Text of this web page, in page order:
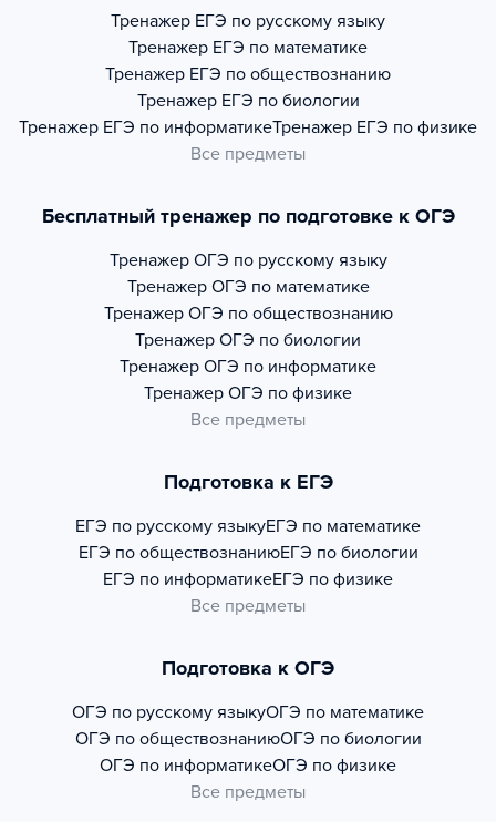
Тренажер ЕГЭ по русскому языку
Тренажер ЕГЭ по математике
Тренажер ЕГЭ по обществознанию
Тренажер ЕГЭ по биологии
Тренажер ЕГЭ по информатикеТренажер ЕГЭ по физике
Все предметы
Бесплатный тренажер по подготовке к ОГЭ
Тренажер ОГЭ по русскому языку
Тренажер ОГЭ по математике
Тренажер ОГЭ по обществознанию
Тренажер ОГЭ по биологии
Тренажер ОГЭ по информатике
Тренажер ОГЭ по физике
Все предметы
Подготовка к ЕГЭ
ЕГЭ по русскому языкуЕГЭ по математике
ЕГЭ по обществознаниюЕГЭ по биологии
ЕГЭ по информатикеЕГЭ по физике
Все предметы
Подготовка к ОГЭ
ОГЭ по русскому языкуОГЭ по математике
ОГЭ по обществознаниюОГЭ по биологии
ОГЭ по информатикеОГЭ по физике
Все предметы